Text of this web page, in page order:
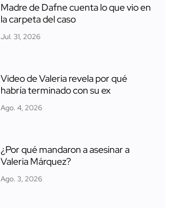
Madre de Dafne cuenta lo que vio en
la carpeta del caso
Jul. 31, 2026
Video de Valeria revela por qué
habría terminado con su ex
Ago. 4, 2026
¿Por qué mandaron a asesinar a
Valeria Márquez?
Ago. 3, 2026